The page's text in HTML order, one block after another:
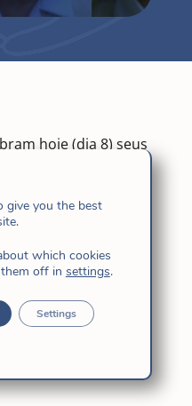
hoje (dia 8) seus
Bolívia e uma de
– Filipinas
– Espanha
give you the best
which cookies
off in settings.
Settings